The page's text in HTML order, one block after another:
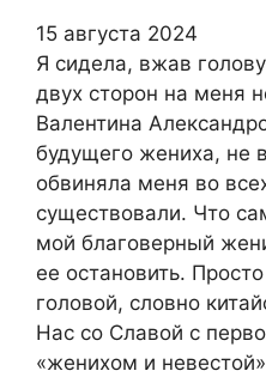
15 августа 2024
Я сидела, вжав
двух сторон на меня
Валентина
будущего жениха, не
обвиняла меня во
существовали. Что
мой благоверный
ее остановить.
головой, словно
Нас со Славой с
«женихом и